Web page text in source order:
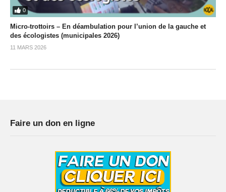
0
Micro-trottoirs – En déambulation pour l’union de la gauche et
des écologistes (municipales 2026)
11 MARS 2026
Faire un don en ligne